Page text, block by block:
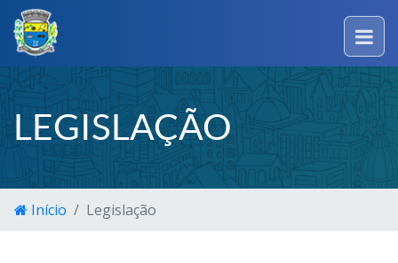
LEGISLAÇÃO
Início Legislação